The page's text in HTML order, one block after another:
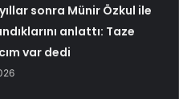
sonra Münir Özkul ile
anlattı: Taze
var dedi